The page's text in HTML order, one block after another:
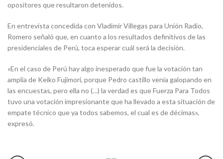
opositores que resultaron detenidos.
En entrevista concedida con Vladimir Villegas para Unión Radio,
Romero señaló que, en cuanto a los resultados definitivos de las
presidenciales de Perú, toca esperar cuál será la decisión.
«En el caso de Perú hay algo inesperado que fue la votación tan
amplia de Keiko Fujimori, porque Pedro castillo venía galopando en
las encuestas, pero ella no (…) la verdad es que Fuerza Para Todos
tuvo una votación impresionante que ha llevado a esta situación de
empate técnico que ya todos sabemos, el cual es de décimas»,
expresó.